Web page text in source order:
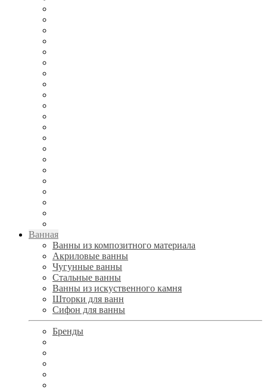
Ванная
Ванны из композитного материала
Акриловые ванны
Чугунные ванны
Стальные ванны
Ванны из искуственного камня
Шторки для ванн
Сифон для ванны
Бренды